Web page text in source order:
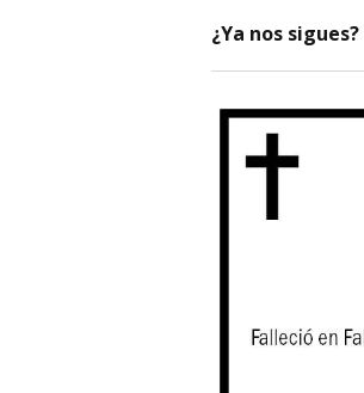
¿Ya nos sigues?